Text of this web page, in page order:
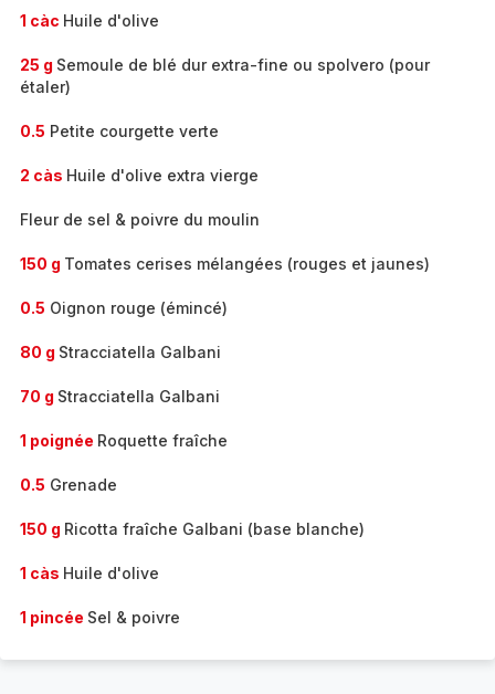
1 càc Huile d'olive
25 g Semoule de blé dur extra-fine ou spolvero (pour
étaler)
0.5 Petite courgette verte
2 càs Huile d'olive extra vierge
Fleur de sel & poivre du moulin
150 g Tomates cerises mélangées (rouges et jaunes)
0.5 Oignon rouge (émincé)
80 g Stracciatella Galbani
70 g Stracciatella Galbani
1 poignée Roquette fraîche
0.5 Grenade
150 g Ricotta fraîche Galbani (base blanche)
1 càs Huile d'olive
1 pincée Sel & poivre